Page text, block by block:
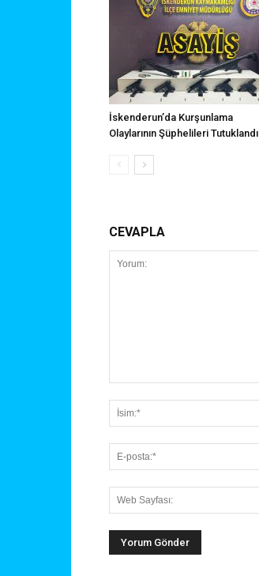
İskenderun’da Kurşunlama
Olaylarının Şüphelileri Tutuklandı
CEVAPLA